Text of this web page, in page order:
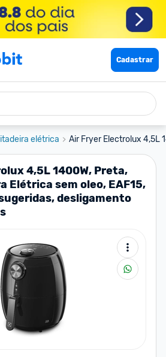
Cadastrar
elétrica Air Fryer Electrolux 4,5L
4,5L 1400W, Preta,
Elétrica sem oleo, EAF15,
desligamento